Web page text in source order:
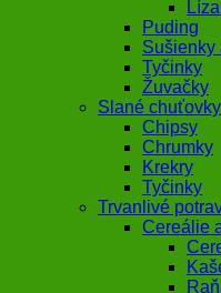
Puding
Sušienky
Tyčinky
Žuvačky
Slané chuťovky
Chipsy
Chrumky
Krekry
Tyčinky
Trvanlivé
Cereálie